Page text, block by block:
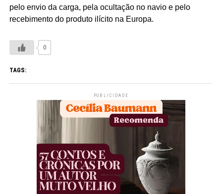
pelo envio da carga, pela ocultação no navio e pelo
recebimento do produto ilícito na Europa.
0
TAGS:
PUBLICIDADE